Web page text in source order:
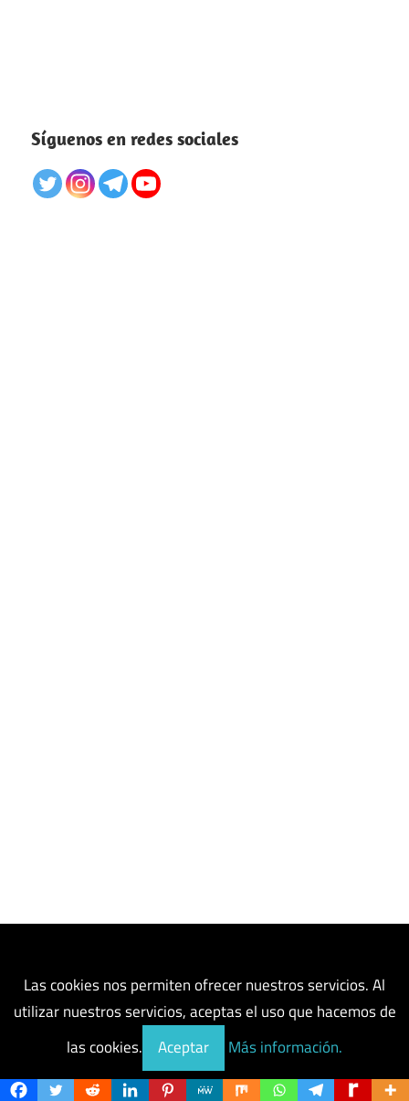
Síguenos en redes sociales
Las cookies nos permiten ofrecer nuestros servicios. Al
utilizar nuestros servicios, aceptas el uso que hacemos de
las cookies.
Aceptar Más información.